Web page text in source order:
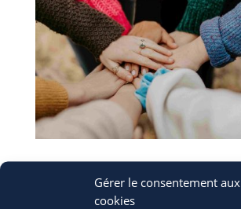
Gérer le consentement aux
cookies
28 Juil 2026